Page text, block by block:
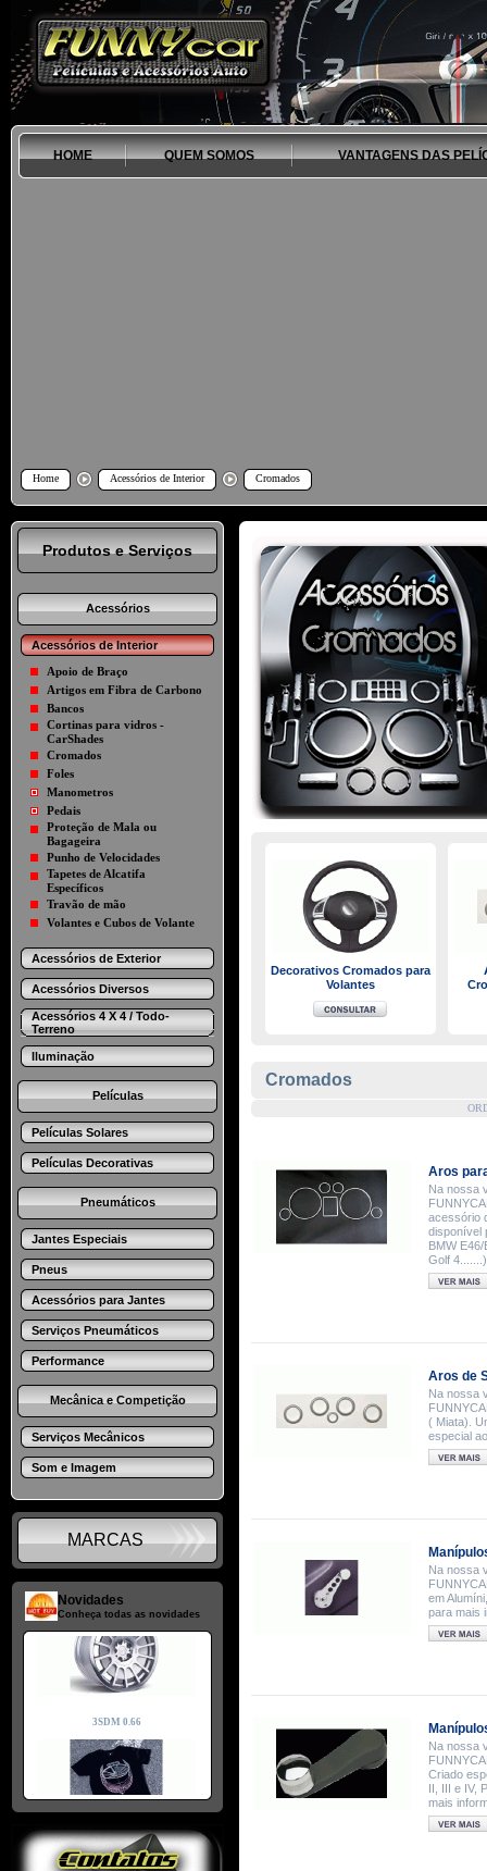
HOME QUEM SOMOS VANTAGENS DAS
Home Acessórios de Interior Cromados
Produtos e Serviços
Acessórios
Acessórios de Interior
Apoio de Braço
Artigos em Fibra de Carbono
Bancos
Cortinas para vidros -
CarShades
Cromados
Foles
Manometros
Pedais
Proteção de Mala ou
Bagageira
Punho de Velocidades
Tapetes de Alcatifa
Específicos
Travão de mão
Volantes e Cubos de Volante
Acessórios de Exterior
Acessórios Diversos
Acessórios 4 X 4 / Todo-
Terreno
Iluminação
Películas
Películas Solares
Películas Decorativas
Pneumáticos
Jantes Especiais
Pneus
Acessórios para Jantes
Serviços Pneumáticos
Performance
Mecânica e Competição
Serviços Mecânicos
Som e Imagem
MARCAS
Novidades
Conheça todas as novidades
Decorativos Cromados para
Volantes
Cromados
Aros
Na nossa
acessório
disponível
BMW
Golf
Aros de
Na nossa
( Miata).
especial
Na nossa
em
para mais
Na nossa
Criado
II, III e IV,
mais